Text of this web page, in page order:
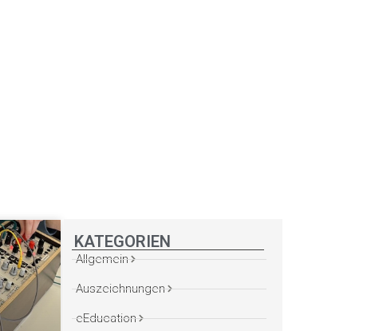
KATEGORIEN
Allgemein
Auszeichnungen
eEducation